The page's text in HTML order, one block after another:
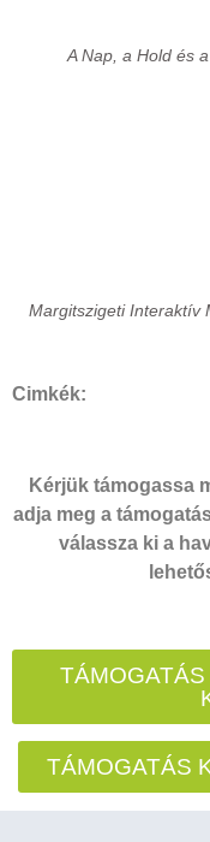
A Nap, a Hold és
Margitszigeti Interaktív
Cimkék:
Kérjük támogassa
adja meg a
válassza ki a
TÁMOGATÁS